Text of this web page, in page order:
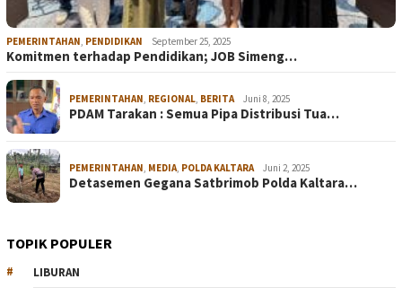
PEMERINTAHAN PENDIDIKAN September 25, 2025
Komitmen terhadap Pendidikan; JOB Simeng…
PEMERINTAHAN REGIONAL BERITA Juni 8, 2025
PDAM Tarakan : Semua Pipa Distribusi Tua…
PEMERINTAHAN MEDIA POLDA KALTARA Juni 2, 2025
Detasemen Gegana Satbrimob Polda Kaltara…
TOPIK POPULER
LIBURAN